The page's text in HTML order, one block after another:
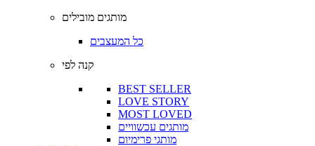
מותגים מובילים
כל המעצבים
קנה לפי
BEST SELLER
LOVE STORY
MOST LOVED
מותגים עכשוויים
מותגי פרימיום